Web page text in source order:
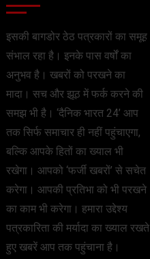
इसकी बागडोर ठेठ पत्रकारों का समूह
संभाल रहा है। इनके पास वर्षों का
अनुभव है। खबरों को परखने का
मादा। सच और झूठ में फर्क करने की
समझ भी है। ‘दैनिक भारत 24’ आप
तक सिर्फ समाचार ही नहीं पहुंचाएगा,
बल्कि आपके हितों का ख्याल भी
रखेगा। आपको ‘फर्जी खबरों’ से सचेत
करेगा। आपकी प्रतिभा को भी परखने
का काम भी करेगा। हमारा उद्देश्य
पत्रकारिता की मर्यादा का ख्याल रखते
हुए खबरें आप तक पहुंचाना है।